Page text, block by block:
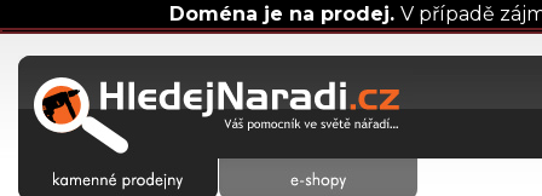
Doména je na prodej. V případě